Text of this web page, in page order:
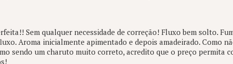
Sem qualquer necessidade de correção! Fluxo bem solto.
Aroma inicialmente apimentado e depois amadeirado. Como
sendo um charuto muito correto, acredito que o preço permita